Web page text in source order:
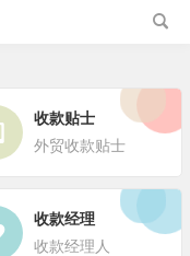
收款贴士
外贸收款贴士
收款经理
收款经理人